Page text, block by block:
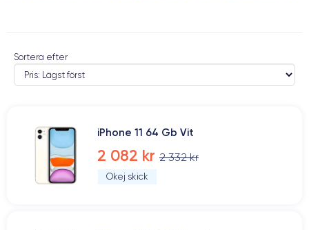
Sortera efter
iPhone 11 64 Gb Vit
2 082 kr 2 332 kr
Okej skick